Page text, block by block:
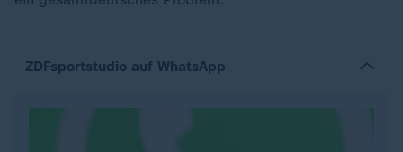
ZDFsportstudio auf WhatsApp